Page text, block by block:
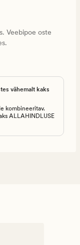
Veebipoe oste
vähemalt kaks
kombineeritav.
ALLAHINDLUSE